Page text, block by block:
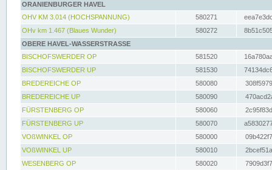
ORANIENBURGER HAVEL
OHV KM 3.014 (HOCHSPANNUNG)
580271
OHv km 1.467 (Blaues Wunder)
580272
OBERE HAVEL-WASSERSTRASSE
BISCHOFSWERDER OP
581520
BISCHOFSWERDER UP
581530
BREDEREICHE OP
580080
BREDEREICHE UP
580090
FÜRSTENBERG OP
580060
FÜRSTENBERG UP
580070
VOßWINKEL OP
580000
VOßWINKEL UP
580010
WESENBERG OP
580020